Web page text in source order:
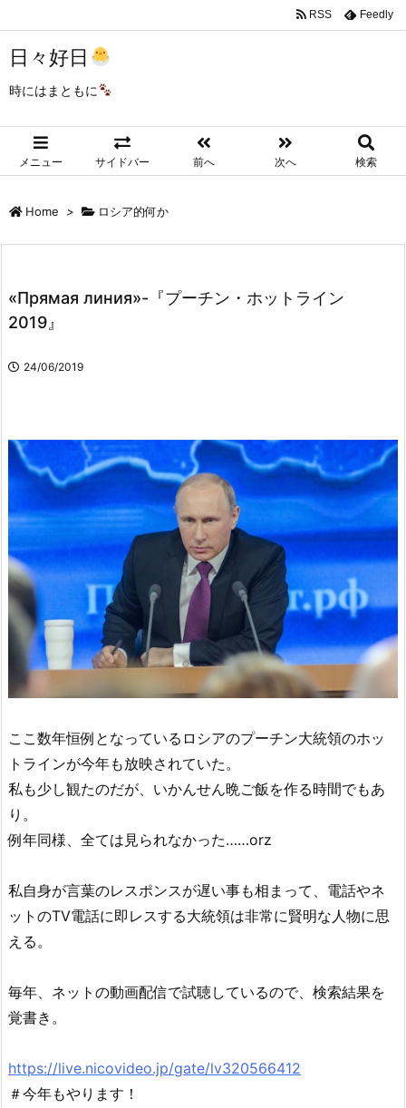
日々好日
時にはまともに
メニュー サイドバー 前へ 次へ 検索
RSS Feedly
Home > ロシア的何か
«Прямая линия»-『プーチン・ホットライン
2019』
24/06/2019
ここ数年恒例となっているロシアのプーチン大統領のホッ
トラインが今年も放映されていた。
私も少し観たのだが、いかんせん晩ご飯を作る時間でもあ
り。
例年同様、全ては見られなかった……orz
私自身が言葉のレスポンスが遅い事も相まって、電話やネ
ットのTV電話に即レスする大統領は非常に賢明な人物に思
える。
毎年、ネットの動画配信で試聴しているので、検索結果を
覚書き。
https://live.nicovideo.jp/gate/lv320566412
＃今年もやります！